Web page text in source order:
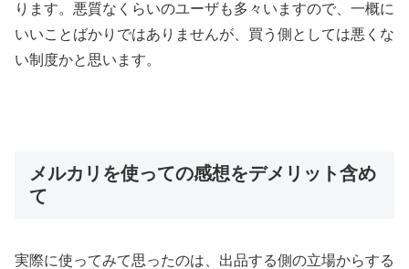
ります。悪質なくらいのユーザも多々いますので、一概に
いいことばかりではありませんが、買う側としては悪くな
い制度かと思います。
メルカリを使っての感想をデメリット含め
て
実際に使ってみて思ったのは、出品する側の立場からする